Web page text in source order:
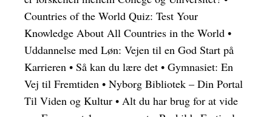
Countries of the World Quiz: Test Your
Knowledge About All Countries in the World •
Uddannelse med Løn: Vejen til en God Start på
Karrieren • Så kan du lære det • Gymnasiet: En
Vej til Fremtiden • Nyborg Bibliotek – Din Portal
Til Viden og Kultur • Alt du har brug for at vide